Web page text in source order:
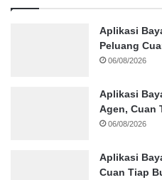
Aplikasi
Peluang
06/08/2026
Aplikasi
Agen, Cuan
06/08/2026
Aplikasi
Cuan Tiap